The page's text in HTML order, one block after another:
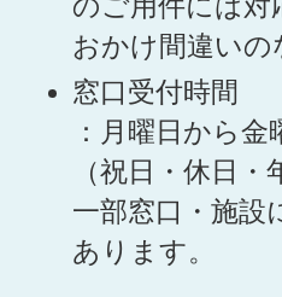
のご用件には対
おかけ間違い
窓口受付時間
：月曜日から
（祝日・休日・
一部窓口・施設
あります。